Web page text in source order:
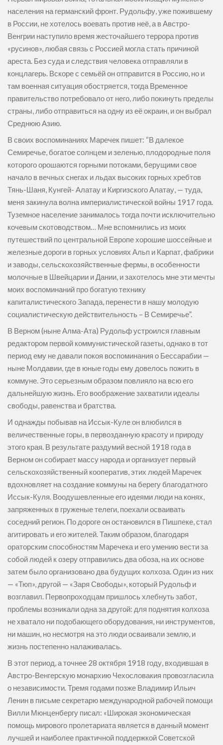
населения на германский фронт. Рудольфу, уже пожившему
в России, не хотелось воевать против неё, а в Австро-
Венгрии наступило время жесточайшего террора против
«русинов», любая связь с Россией могла стать причиной
ареста. Без суда и следствия человека отправляли в
концлагерь. Вскоре с семьёй он отправится в Россию, но и
там военная ситуация обостряется, тогда Временное
правительство потребовало от него, либо покинуть пределы
страны, либо отправиться на одну из её окраин, и он выбрал
Среднюю Азию.
В своих воспоминаниях Маречек пишет: “В далекое
Семиречье, богатое солнцем и зеленью, плодородные поля
которого орошаются горными потоками, берущими свое
начало в вечных снегах и льдах высоких горных хребтов
Тянь-Шаня, Кунгей- Алатау и Киргизского Алатау, — туда,
меня закинула волна империалистической войны 1917 года.
Туземное население занималось тогда почти исключительно
кочевым скотоводством… Мне вспомнились из моих
путешествий по центральной Европе хорошие шоссейные и
железные дороги в горных условиях Альп и Карпат, фабрики
и заводы, сельскохозяйственные фермы, в особенности
молочные в Швейцарии и Дании, и захотелось мне эти мечты
моих воспоминаний про богатую технику
капиталистического Запада, перенести в нашу молодую
социалистическую действительность – В Семиречье”.
В Верном (ныне Алма-Ата) Рудольф устроился главным
редактором первой коммунистической газеты, однако в тот
период ему не давали покоя воспоминания о Бессарабии —
ныне Молдавии, где в юные годы ему довелось пожить в
коммуне. Это серьезным образом повлияло на всю его
дальнейшую жизнь. Его воображение захватили идеалы
свободы, равенства и братства.
И однажды побывав на Иссык-Куле он влюбился в
величественные горы, в первозданную красоту и природу
этого края. В результате раздумий весной 1918 года в
Верном он собирает массу народа и организует первый
сельскохозяйственный кооператив, этих людей Маречек
вдохновляет на создание коммуны на берегу благодатного
Иссык-Куля. Воодушевленные его идеями люди на конях,
запряженных в груженые телеги, поехали осваивать
соседний регион. По дороге он остановился в Пишпеке, стал
агитировать и его жителей. Таким образом, благодаря
ораторским способностям Маречека и его умению вести за
собой людей к озеру отправились два обоза, на их основе
затем было организовано два будущих колхоза. Один из них
— «Тюп», другой — «Заря Свободы», который Рудольф и
возглавил. Первопроходцам пришлось хлебнуть забот,
проблемы возникали одна за другой: для поднятия колхоза
не хватало ни подобающего оборудования, ни инструментов,
ни машин, но несмотря на это люди осваивали землю, и
жизнь постепенно налаживалась.
В этот период, а точнее 28 октября 1918 году, входившая в
Австро-Венгерскую монархию Чехословакия провозгласила
о независимости. Тремя годами позже Владимир Ильич
Ленин в письме секретарю международной рабочей помощи
Вилли Мюнценбергу писал: «Широкая экономическая
помощь мирового пролетариата является в данный момент
лучшей и наиболее практичной поддержкой Советской